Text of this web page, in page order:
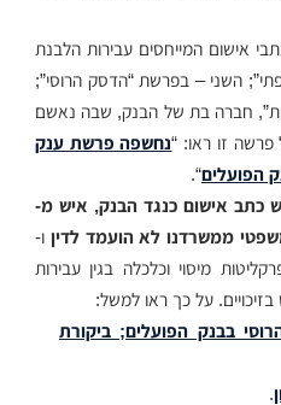
הוגשו לבית המשפט 3 כתבי אישום המייחסים עבירות הלבנת
השני – בפרשת “הדסק הרוסי”;
חברה בת של הבנק, שבה נאשם
פרשה זו ראו: “נחשפה פרשת ענק
הפועלים“.
כתב אישום כנגד הבנק, איש מ-
ו-
מיסוי וכלכלה בגין עבירות
על כך ראו למשל:
בבנק הפועלים; ביקורת
.